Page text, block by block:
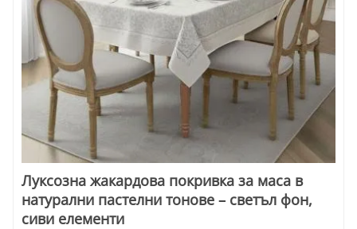
Луксозна жакардова покривка за маса в
натурални пастелни тонове – светъл фон,
сиви елементи